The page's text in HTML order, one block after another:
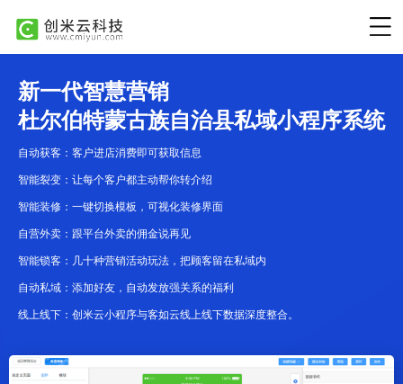
新一代智慧营销
杜尔伯特蒙古族自治县私域小程序系统
自动获客：客户进店消费即可获取信息
智能裂变：让每个客户都主动帮你转介绍
智能装修：一键切换模板，可视化装修界面
自营外卖：跟平台外卖的佣金说再见
智能锁客：几十种营销活动玩法，把顾客留在私域内
自动私域：添加好友，自动发放强关系的福利
线上线下：创米云小程序与客如云线上线下数据深度整合。